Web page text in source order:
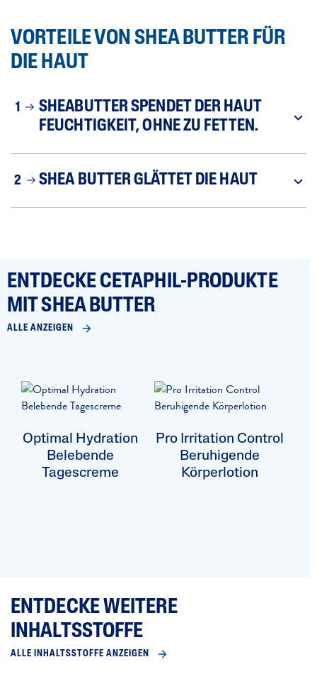
VORTEILE VON SHEA BUTTER FÜR
DIE HAUT
1
SHEABUTTER SPENDET DER HAUT
FEUCHTIGKEIT, OHNE ZU FETTEN.
2 SHEA BUTTER GLÄTTET DIE HAUT
ENTDECKE CETAPHIL-PRODUKTE
MIT SHEA BUTTER
ALLE ANZEIGEN
Optimal Hydration
Belebende
Tagescreme
Pro Irritation Control
Beruhigende
Körperlotion
ENTDECKE WEITERE
INHALTSSTOFFE
ALLE INHALTSSTOFFE ANZEIGEN